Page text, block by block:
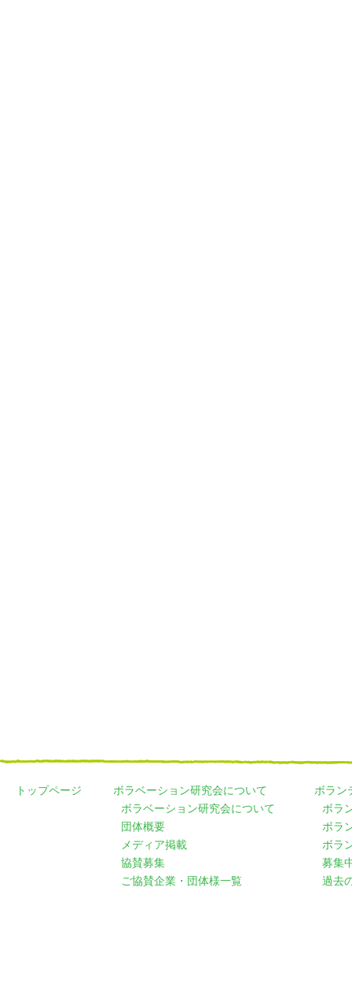
トップページ
ボラベーション研究会について
ボラベーション研究会について
団体概要
メディア掲載
協賛募集
ご協賛企業・団体様一覧
ボラン
ボラ
ボラ
ボラ
募集
過去